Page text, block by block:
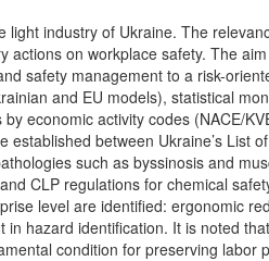
industry of Ukraine. The
on workplace safety. The
safety management to a risk-
and EU models), statistical
economic activity codes (NACE/
between Ukraine’s List
such as byssinosis and
CLP regulations for chemical
level are identified: ergonomic
hazard identification. It is noted
condition for preserving labor